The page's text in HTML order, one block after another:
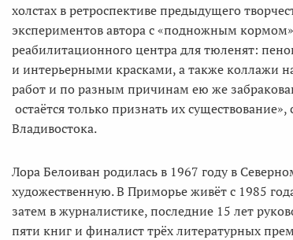
холстах в ретроспективе предыдущего
экспериментов автора с «подножным
реабилитационного центра для тюленят:
и интерьерными красками, а также коллажи
работ и по разным причинам ею же
остаётся только признать их
Владивостока.
Лора Белоиван родилась в 1967 году в
художественную. В Приморье живёт с 1985
затем в журналистике, последние 15 лет
пяти книг и финалист трёх литературных